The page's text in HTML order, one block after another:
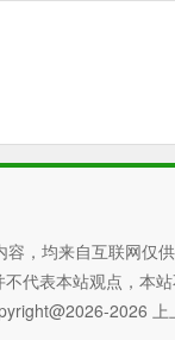
，均来自互联网仅
代表本站观点，本
2026